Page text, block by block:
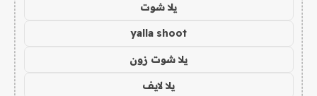
يلا شوت
yalla shoot
يلا شوت زون
يلا لايف